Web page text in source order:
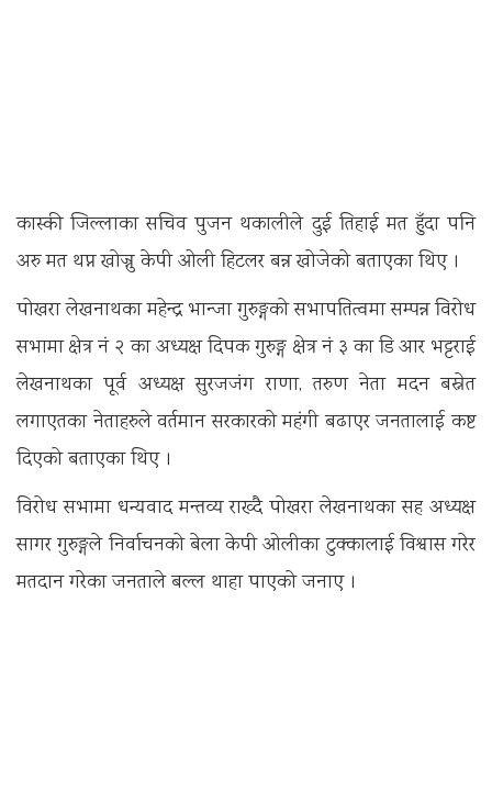
कास्की जिल्लाका सचिव पुजन थकालीले दुई तिहाई मत हुँदा पनि
अरु मत थप्न खोज्नु केपी ओली हिटलर बन्न खोजेको बताएका थिए ।
पोखरा लेखनाथका महेन्द्र भान्जा गुरुङ्गको सभापतित्वमा सम्पन्न विरोध
सभामा क्षेत्र नं २ का अध्यक्ष दिपक गुरुङ्ग क्षेत्र नं ३ का डि आर भट्टराई
लेखनाथका पूर्व अध्यक्ष सुरजजंग राणा, तरुण नेता मदन बस्नेत
लगाएतका नेताहरुले वर्तमान सरकारको महंगी बढाएर जनतालाई कष्ट
दिएको बताएका थिए ।
विरोध सभामा धन्यवाद मन्तव्य राख्दै पोखरा लेखनाथका सह अध्यक्ष
सागर गुरुङ्गले निर्वाचनको बेला केपी ओलीका टुक्कालाई विश्वास गरेर
मतदान गरेका जनताले बल्ल थाहा पाएको जनाए ।